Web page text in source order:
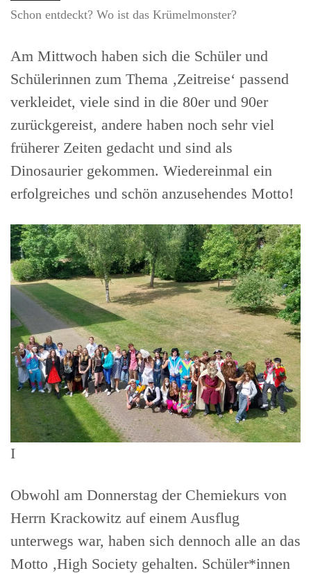
Schon entdeckt? Wo ist das Krümelmonster?
Am Mittwoch haben sich die Schüler und
Schülerinnen zum Thema ‚Zeitreise‘ passend
verkleidet, viele sind in die 80er und 90er
zurückgereist, andere haben noch sehr viel
früherer Zeiten gedacht und sind als
Dinosaurier gekommen. Wiedereinmal ein
erfolgreiches und schön anzusehendes Motto!
I
Obwohl am Donnerstag der Chemiekurs von
Herrn Krackowitz auf einem Ausflug
unterwegs war, haben sich dennoch alle an das
Motto ‚High Society gehalten. Schüler*innen